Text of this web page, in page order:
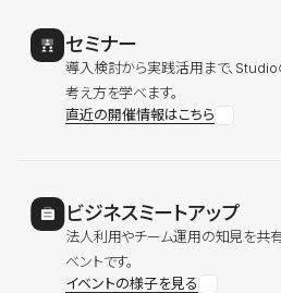
セミナー
導入検討から実践活用まで、
考え方を学べます。
直近の開催情報はこちら
ビジネスミートアップ
法人利用やチーム運用の知見を共
ベントです。
イベントの様子を見る